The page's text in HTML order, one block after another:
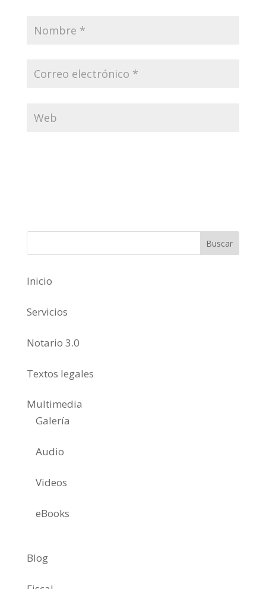
Inicio
Servicios
Notario 3.0
Textos legales
Multimedia
Galería
Audio
Videos
eBooks
Blog